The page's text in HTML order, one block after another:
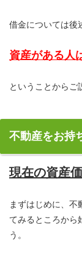
借金については後
資産がある人
ということからご
不動産をお持
現在の資産
まずはじめに、不
てみるところから
う。